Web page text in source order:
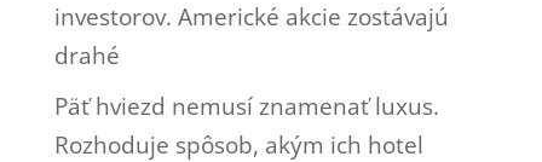
investorov. Americké akcie zostávajú
drahé
Päť hviezd nemusí znamenať luxus.
Rozhoduje spôsob, akým ich hotel